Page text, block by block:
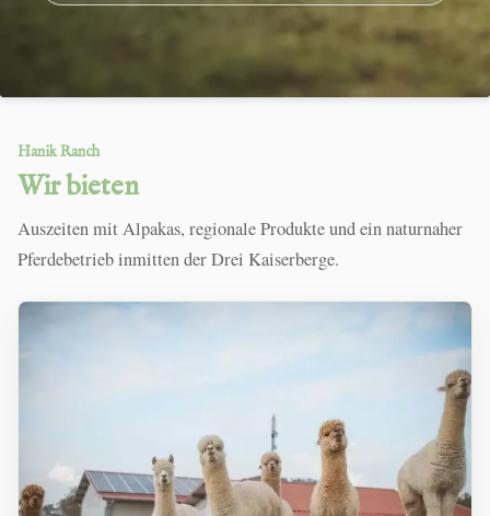
Hanik Ranch
Wir bieten
Auszeiten mit Alpakas, regionale Produkte und ein naturnaher
Pferdebetrieb inmitten der Drei Kaiserberge.